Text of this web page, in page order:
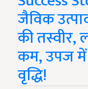
जैविक
की तस्वीर,
कम, उपज में
वृद्धि!